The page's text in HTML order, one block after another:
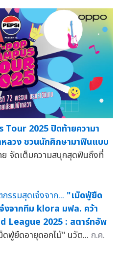
Tour 2025 ปิดท้ายความา
ลวง ชวนนักศึกษามาฟินแบบ
ย จัดเต็มความสนุกสุดฟินถึงที่
"เม็ดฟู่ยืด
งจากทีม klora มฟล. คว้า
League 2025 : สตาร์ทอัพ
ฟู่ยืดอายุดอกไม้" นวัต... ก.ค.